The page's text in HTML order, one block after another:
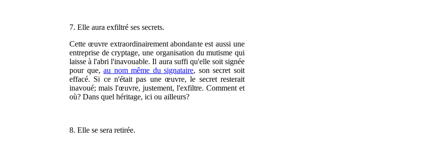
7. Elle aura exfiltré ses secrets.
Cette œuvre extraordinairement abondante est aussi une
entreprise de cryptage, une organisation du mutisme qui
laisse à l'abri l'inavouable. Il aura suffi qu'elle soit signée
pour que,au nom même du signataire, son secret soit
effacé. Si ce n'était pas une œuvre, le secret resterait
inavoué; mais l'œuvre, justement, l'exfiltre. Comment et
où? Dans quel héritage, ici ou ailleurs?
8. Elle se sera retirée.